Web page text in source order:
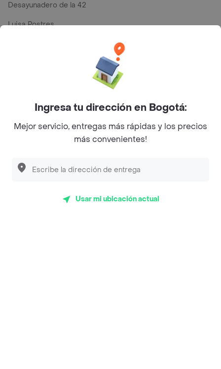
Desayunadero de la 42
Luisa Postres
Top Marcas y Cadenas de Restaurantes
Encuéntranos en estos países
App Store Google play AppGallery
Ingresa tu dirección en Bogotá:
Mejor servicio, entregas más rápidas y los precios
más convenientes!
Usar mi ubicación actual